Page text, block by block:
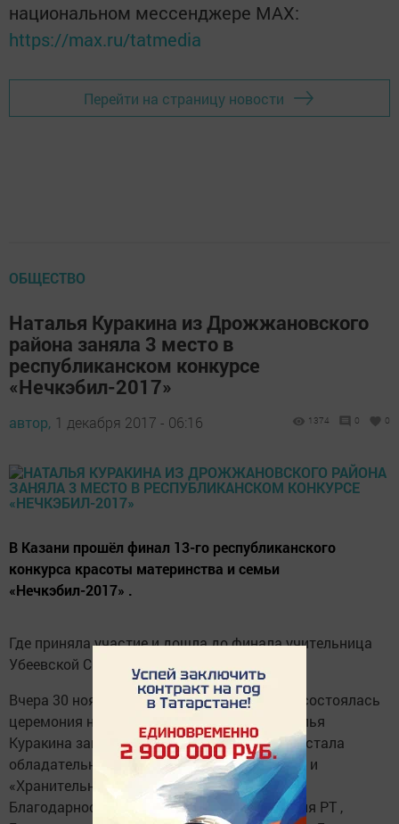
национальном мессенджере MАХ:
https://max.ru/tatmedia
Перейти на страницу новости
ОБЩЕСТВО
Наталья Куракина из Дрожжановского
района заняла 3 место в
республиканском конкурсе
«Нечкэбил-2017»
автор, 1 декабря 2017 - 06:16 1374 0 0
В Казани прошёл финал 13-го республиканского
конкурса красоты материнства и семьи
«Нечкэбил-2017» .
Где приняла участие и дошла до финала учительница
Убеевской СОШ Наталья Куракина.
Вчера 30 ноября подвели итоги конкурса и состоялась
церемония награждения финалистов. Наталья
Куракина заняла почётное 3 место, а также стала
обладательницей титулов «Энже Нечкэбил» и
«Хранительница ценностей». Награждена
Благодарностью Министерства образования РТ ,